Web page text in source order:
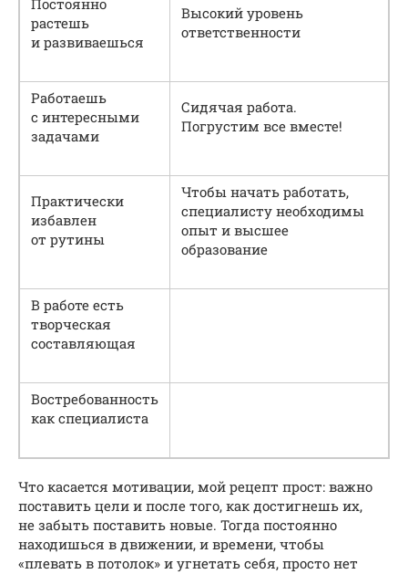
Постоянно
растешь
и развиваешься
Высокий уровень
ответственности
Работаешь
с интересными
задачами
Сидячая работа.
Погрустим все вместе!
Практически
избавлен
от рутины
Чтобы начать работать,
специалисту необходимы
опыт и высшее
образование
В работе есть
творческая
составляющая
Востребованность
как специалиста
Что касается мотивации, мой рецепт прост: важно
поставить цели и после того, как достигнешь их,
не забыть поставить новые. Тогда постоянно
находишься в движении, и времени, чтобы
«плевать в потолок» и угнетать себя, просто нет